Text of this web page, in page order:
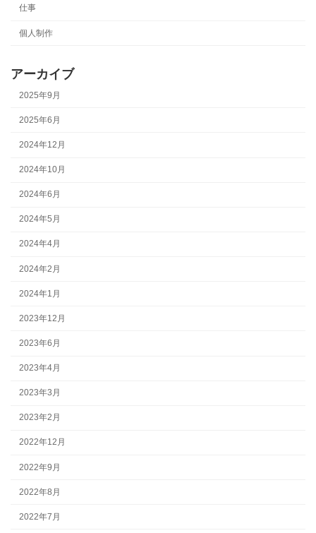
仕事
個人制作
アーカイブ
2025年9月
2025年6月
2024年12月
2024年10月
2024年6月
2024年5月
2024年4月
2024年2月
2024年1月
2023年12月
2023年6月
2023年4月
2023年3月
2023年2月
2022年12月
2022年9月
2022年8月
2022年7月